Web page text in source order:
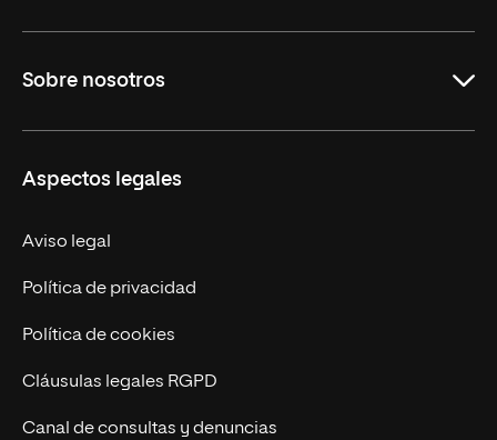
Formación Continua
Sobre nosotros
Trabaja en UNIR
Actualidad
Contáctanos
Aspectos legales
Aviso legal
Política de privacidad
Política de cookies
Cláusulas legales RGPD
Canal de consultas y denuncias